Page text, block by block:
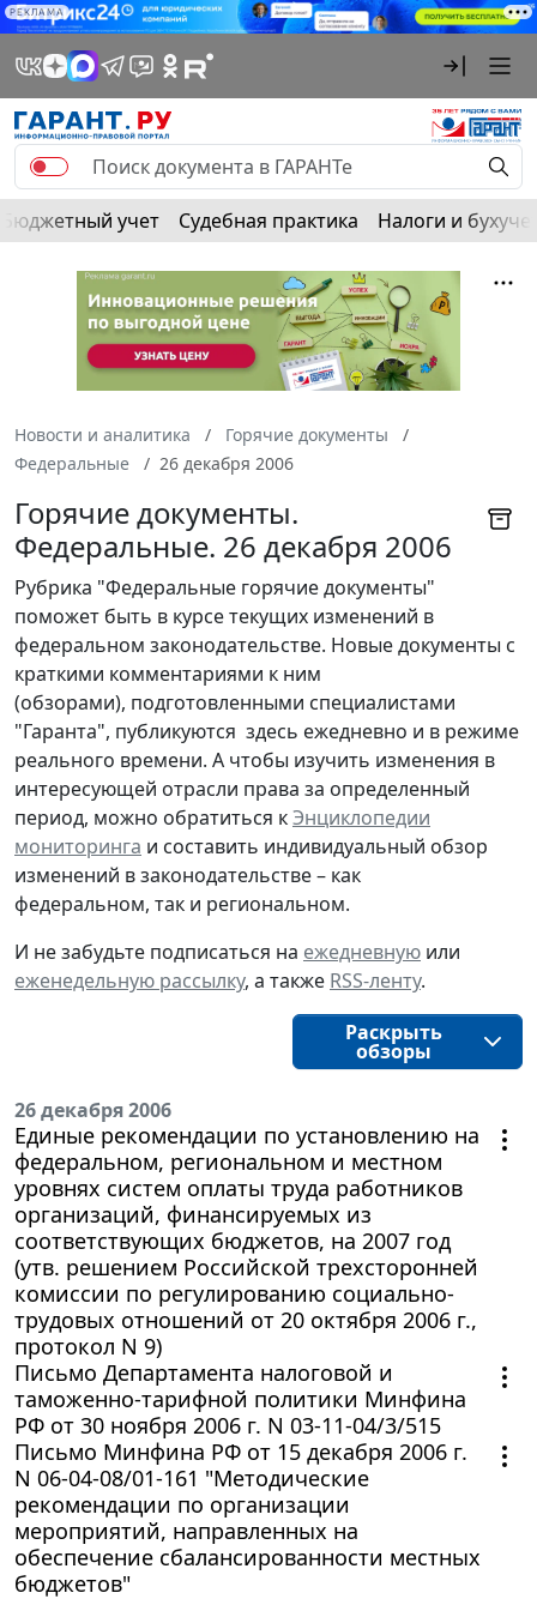
РЕКЛАМА
Бюджетный учет Судебная практика Налоги и
Новости и аналитика
Горячие документы
Федеральные
26 декабря 2006
Горячие документы.
Федеральные. 26 декабря 2006
Рубрика "Федеральные горячие документы"
поможет быть в курсе текущих изменений в
федеральном законодательстве. Новые документы с
краткими комментариями к ним
(обзорами), подготовленными специалистами
"Гаранта", публикуются здесь ежедневно и в режиме
реального времени. А чтобы изучить изменения в
интересующей отрасли права за определенный
период, можно обратиться кЭнциклопедии
мониторинга и составить индивидуальный обзор
изменений в законодательстве – как
федеральном, так и региональном.
И не забудьте подписаться на ежедневную или
еженедельную рассылку, а также RSS-ленту.
Раскрыть
обзоры
26 декабря 2006
Единые рекомендации по установлению на
федеральном, региональном и местном
уровнях систем оплаты труда работников
организаций, финансируемых из
соответствующих бюджетов, на 2007 год
(утв. решением Российской трехсторонней
комиссии по регулированию социально-
трудовых отношений от 20 октября 2006 г.,
протокол N 9)
Письмо Департамента налоговой и
таможенно-тарифной политики Минфина
РФ от 30 ноября 2006 г. N 03-11-04/3/515
Письмо Минфина РФ от 15 декабря 2006 г.
N 06-04-08/01-161 "Методические
рекомендации по организации
мероприятий, направленных на
обеспечение сбалансированности местных
бюджетов"